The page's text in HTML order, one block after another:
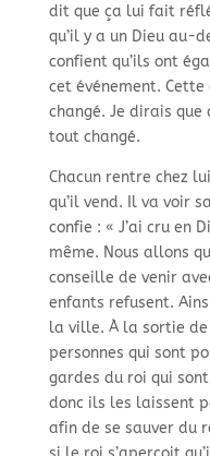
dit que ça lui fait
qu’il y a un Dieu au-
confient qu’ils ont
cet événement.
changé. Je dirais
tout changé.
Chacun rentre chez
qu’il vend. Il va voir
confie : « J’ai cru en
même. Nous allons
conseille de venir
enfants refusent.
la ville. À la sortie
personnes qui sont
gardes du roi qui
donc ils les laissent
afin de se sauver du